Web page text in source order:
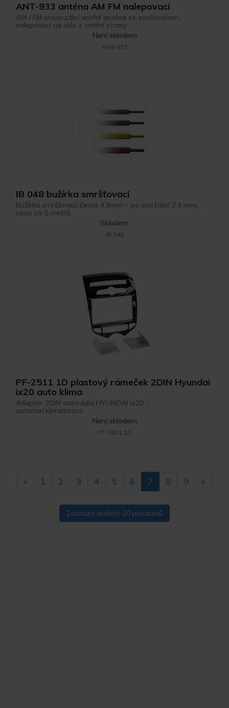
ANT-933 anténa AM FM nalepovací
AM / FM univerzální vnitřní anténa se zesilovačem,
nalepovací na sklo z vnitřní strany
Není skladem
ANT-933
IB 048 bužírka smršťovací
Bužírka smršťovací černá 4.8mm - po smrštění 2.4 mm,
cena za 5 metrů
Skladem
IB 048
PF-2511 1D plastový rámeček 2DIN Hyundai
ix20 auto klima
Adaptér 2DIN autorádia HYUNDAI ix20 -
automat.klimatizace
Není skladem
PF-2511 1D
« 1 2 3 4 5 6 7 8 9 »
Zobrazit dalších 20 produktů